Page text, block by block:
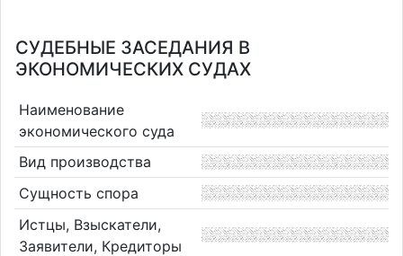
СУДЕБНЫЕ ЗАСЕДАНИЯ В
ЭКОНОМИЧЕСКИХ СУДАХ
Наименование
экономического суда
Вид производства
Сущность спора
Истцы, Взыскатели,
Заявители, Кредиторы